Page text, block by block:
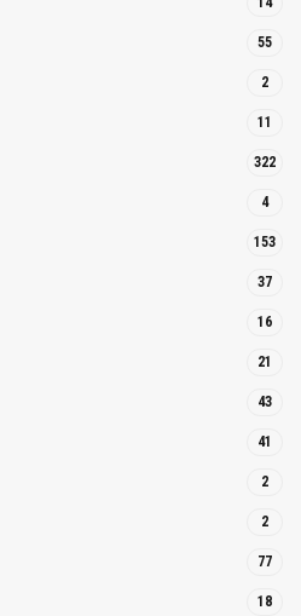
55
2
11
322
4
153
37
16
21
43
41
2
2
77
18